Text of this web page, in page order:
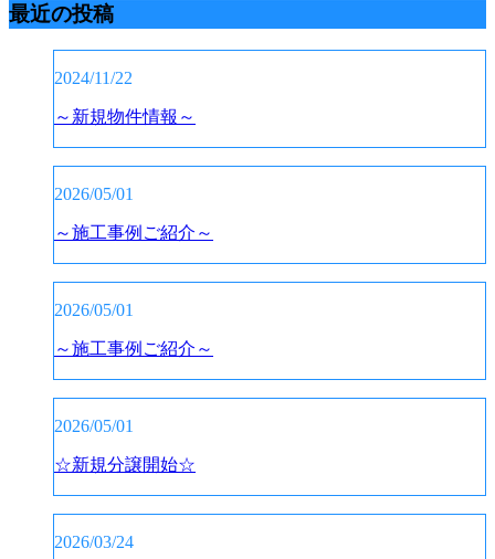
最近の投稿
2024/11/22
～新規物件情報～
2026/05/01
～施工事例ご紹介～
2026/05/01
～施工事例ご紹介～
2026/05/01
☆新規分譲開始☆
2026/03/24